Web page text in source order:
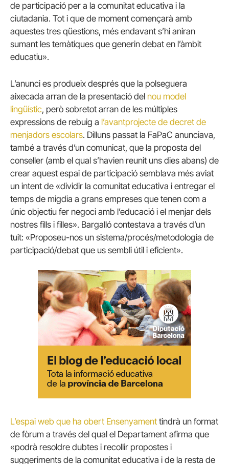
de participació per a la comunitat educativa i la
ciutadania. Tot i que de moment començarà amb
aquestes tres qüestions, més endavant s’hi aniran
sumant les temàtiques que generin debat en l’àmbit
educatiu».
L’anunci es produeix després que la polseguera
aixecada arran de la presentació del nou model
lingüístic, però sobretot arran de les múltiples
expressions de rebuig a l’avantprojecte de decret de
menjadors escolars. Dilluns passat la FaPaC anunciava,
també a través d’un comunicat, que la proposta del
conseller (amb el qual s’havien reunit uns dies abans) de
crear aquest espai de participació semblava més aviat
un intent de «dividir la comunitat educativa i entregar el
temps de migdia a grans empreses que tenen com a
únic objectiu fer negoci amb l’educació i el menjar dels
nostres fills i filles». Bargalló contestava a través d’un
tuit: «Proposeu-nos un sistema/procés/metodologia de
participació/debat que us sembli útil i eficient».
L’espai web que ha obert Ensenyament tindrà un format
de fòrum a través del qual el Departament afirma que
«podrà resoldre dubtes i recollir propostes i
suggeriments de la comunitat educativa i de la resta de